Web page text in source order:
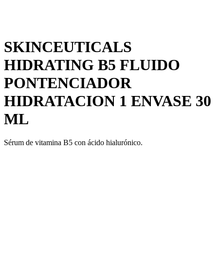
SKINCEUTICALS
HIDRATING B5 FLUIDO
PONTENCIADOR
HIDRATACION 1 ENVASE 30
ML
Sérum de vitamina B5 con ácido hialurónico.